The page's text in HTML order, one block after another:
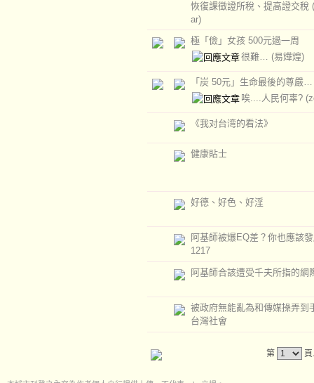
恢復課徵證所稅、提高證交稅
ar)
極「儉」女孩 500元過一周
很難… (易燁煌)
「炭 50元」生命最後的尊嚴…
唉....人民何辜?
《我对台湾的看法》
健康貼士
好德、好色、好淫
阿基師被爆EQ差？你也應該
1217
阿基師合該遭受千夫所指的網
被政府無能亂為和傳媒操弄到
台灣社會
第